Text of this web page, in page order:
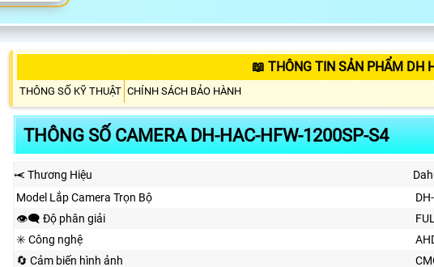
📖 THÔNG TIN SẢN PHẨM DH
THÔNG SỐ KỸ THUẬT CHÍNH SÁCH BẢO HÀNH
THÔNG SỐ CAMERA DH-HAC-HFW-1200SP-S4
⥷ Thương Hiệu
Model Lắp Camera Trọn Bộ
👁️‍🗨 Độ phân giải
✳️ Công nghệ
🔄 Cảm biến hình ảnh